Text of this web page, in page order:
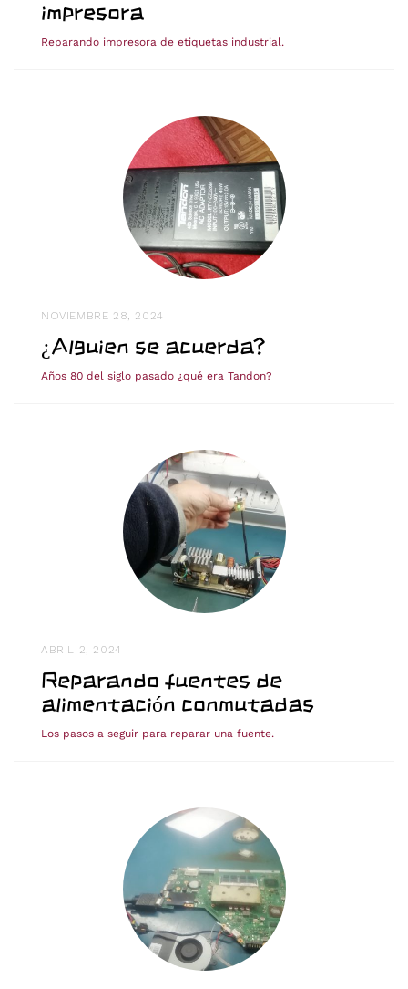
impresora
Reparando impresora de etiquetas industrial.
NOVIEMBRE 28, 2024
¿Alguien se acuerda?
Años 80 del siglo pasado ¿qué era Tandon?
ABRIL 2, 2024
Reparando fuentes de
alimentación conmutadas
Los pasos a seguir para reparar una fuente.